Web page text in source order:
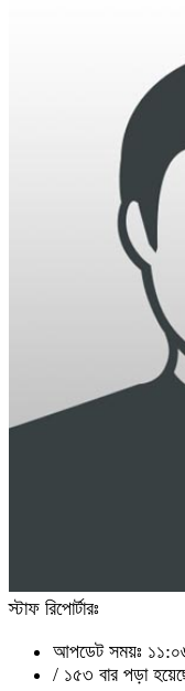
স্টাফ রিপোর্টারঃ
আপডেট সময়ঃ
/ ১৫৩ বার পড়া